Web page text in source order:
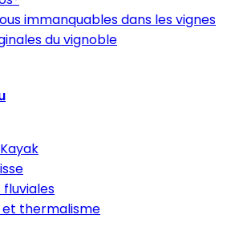
immanquables dans les vignes
du vignoble
fluviales
thermalisme